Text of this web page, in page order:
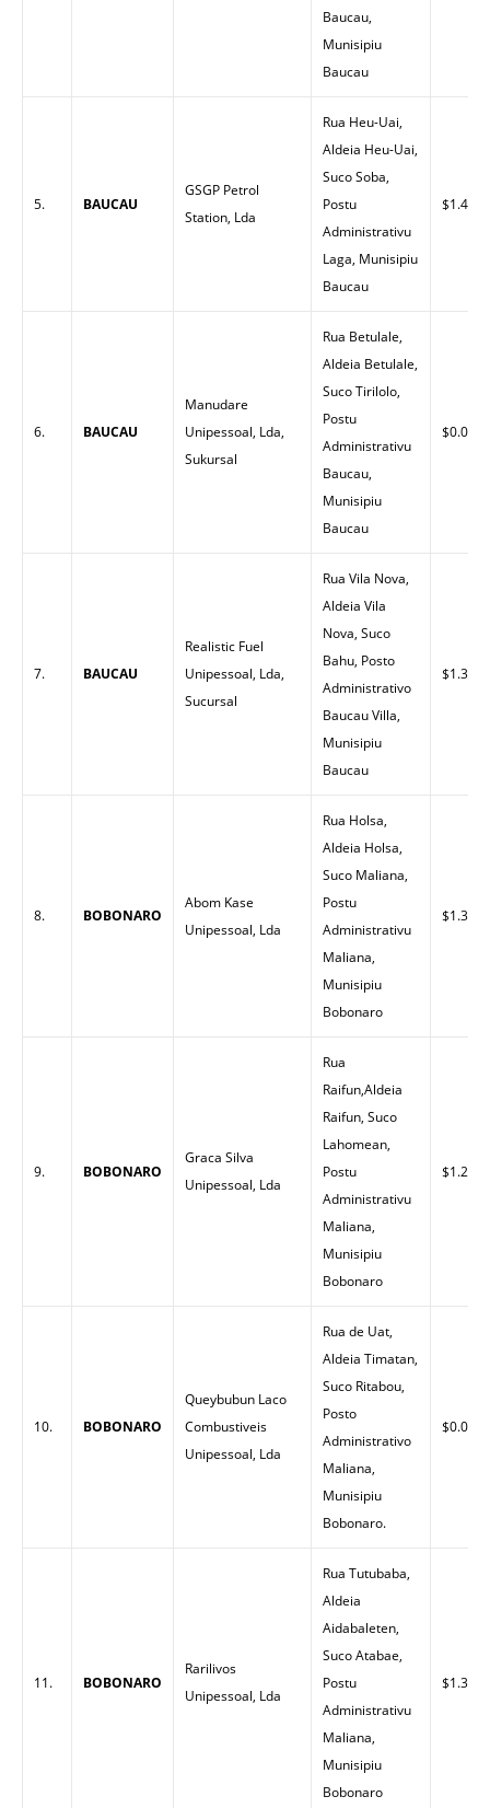
Baucau,
Munisipiu
Baucau
5. BAUCAU
GSGP Petrol
Station, Lda
Rua Heu-Uai,
Aldeia Heu-Uai,
Suco Soba,
Postu
Administrativu
Laga, Munisipiu
Baucau
$1.43
6. BAUCAU
Manudare
Unipessoal, Lda,
Sukursal
Rua Betulale,
Aldeia Betulale,
Suco Tirilolo,
Postu
Administrativu
Baucau,
Munisipiu
Baucau
$0.00
7. BAUCAU
Realistic Fuel
Unipessoal, Lda,
Sucursal
Rua Vila Nova,
Aldeia Vila
Nova, Suco
Bahu, Posto
Administrativo
Baucau Villa,
Munisipiu
Baucau
$1.30
8. BOBONARO
Abom Kase
Unipessoal, Lda
Rua Holsa,
Aldeia Holsa,
Suco Maliana,
Postu
Administrativu
Maliana,
Munisipiu
Bobonaro
$1.32
9. BOBONARO
Graca Silva
Unipessoal, Lda
Rua
Raifun,Aldeia
Raifun, Suco
Lahomean,
Postu
Administrativu
Maliana,
Munisipiu
Bobonaro
$1.29
10. BOBONARO
Queybubun Laco
Combustiveis
Unipessoal, Lda
Rua de Uat,
Aldeia Timatan,
Suco Ritabou,
Posto
Administrativo
Maliana,
Munisipiu
Bobonaro.
$0.00
11. BOBONARO
Rarilivos
Unipessoal, Lda
Rua Tutubaba,
Aldeia
Aidabaleten,
Suco Atabae,
Postu
Administrativu
Maliana,
Munisipiu
Bobonaro
$1.32